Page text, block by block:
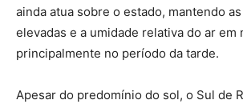
ainda atua sobre o estado, mantendo
elevadas e a umidade relativa do ar em
principalmente no período da tarde.
Apesar do predomínio do sol, o Sul de